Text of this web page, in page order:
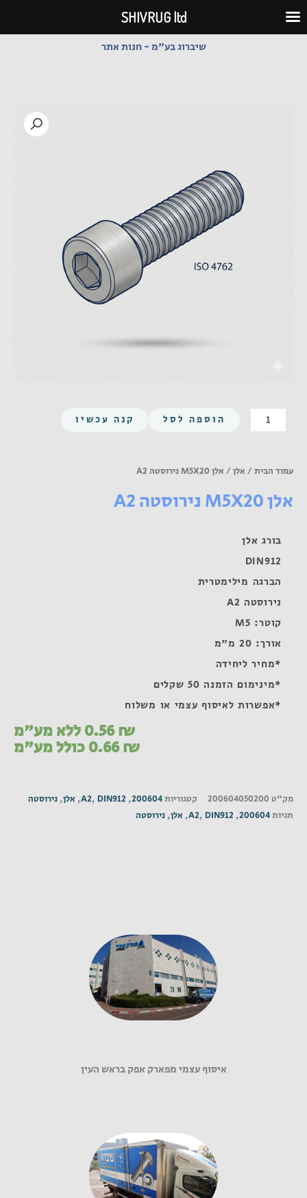
לתוכן
שיברוג בע"מ - חנות אתר
כמות
של
A2
הוספה לסל קנה עכשיו
עמוד הבית / אלן / אלן M5X20 נירוסטה A2
אלן M5X20 נירוסטה A2
בורג אלן
DIN912
הברגה מילימטרית
נירוסטה A2
קוטר: M5
אורך: 20 מ"מ
*מחיר ליחידה
*מינימום הזמנה 50 שקלים
*אפשרות לאיסוף עצמי או משלוח
0.56₪ ללא מע"מ
0.66₪ כולל מע"מ
מק"ט 200604050200 קטגוריות200604
,
A2, DIN912
, אלן, נירוסטה
תגיות200604
,
A2, DIN912
, אלן, נירוסטה
איסוף עצמי מפארק אפק בראש העין
SHIVRUG ltd